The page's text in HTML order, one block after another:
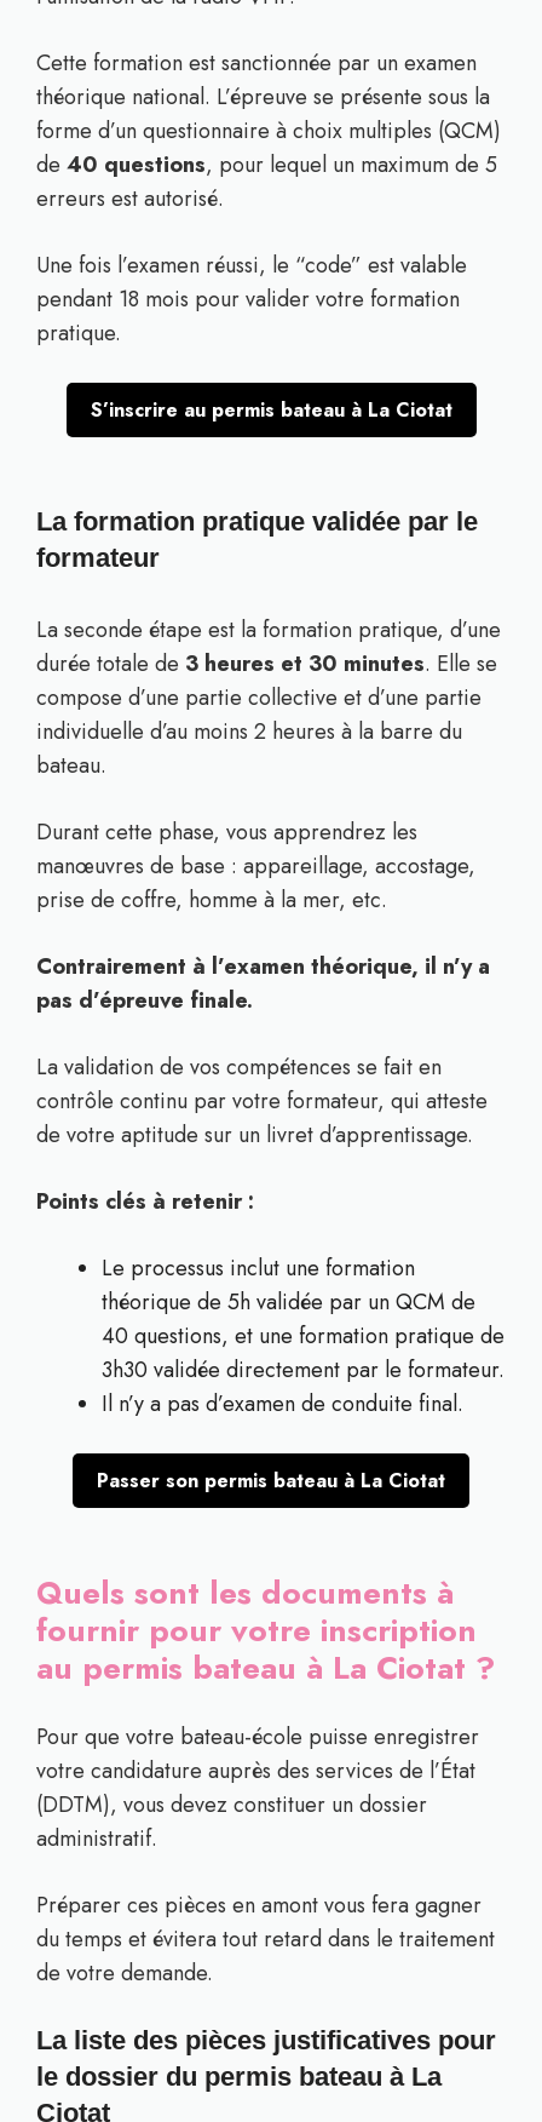
Cette formation est sanctionnée par un examen
théorique national. L’épreuve se présente sous la
forme d’un questionnaire à choix multiples (QCM)
de 40 questions, pour lequel un maximum de 5
erreurs est autorisé.
Une fois l’examen réussi, le “code” est valable
pendant 18 mois pour valider votre formation
pratique.
S’inscrire au permis bateau à La Ciotat
La formation pratique validée par le
formateur
La seconde étape est la formation pratique, d’une
durée totale de 3 heures et 30 minutes. Elle se
compose d’une partie collective et d’une partie
individuelle d’au moins 2 heures à la barre du
bateau.
Durant cette phase, vous apprendrez les
manœuvres de base : appareillage, accostage,
prise de coffre, homme à la mer, etc.
Contrairement à l’examen théorique, il n’y a
pas d’épreuve finale.
La validation de vos compétences se fait en
contrôle continu par votre formateur, qui atteste
de votre aptitude sur un livret d’apprentissage.
Points clés à retenir :
Le processus inclut une formation
théorique de 5h validée par un QCM de
40 questions, et une formation pratique de
3h30 validée directement par le formateur.
Il n’y a pas d’examen de conduite final.
Passer son permis bateau à La Ciotat
Quels sont les documents à
fournir pour votre inscription
au permis bateau à La Ciotat ?
Pour que votre bateau-école puisse enregistrer
votre candidature auprès des services de l’État
(DDTM), vous devez constituer un dossier
administratif.
Préparer ces pièces en amont vous fera gagner
du temps et évitera tout retard dans le traitement
de votre demande.
La liste des pièces justificatives pour
le dossier du permis bateau à La
Ciotat